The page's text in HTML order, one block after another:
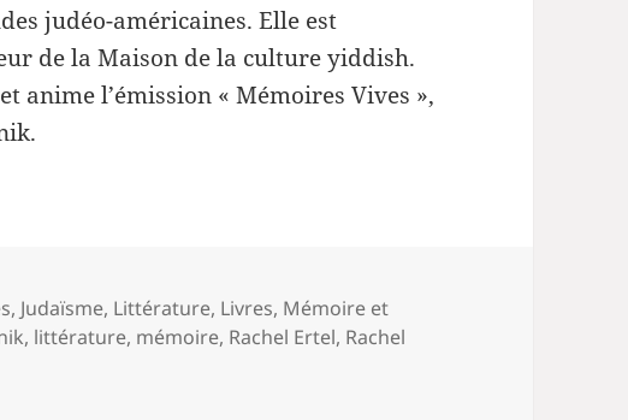
judéo-américaines. Elle est
de la Maison de la culture yiddish.
anime l’émission « Mémoires Vives »,
, Judaïsme, Littérature, Livres, Mémoire et
, littérature, mémoire, Rachel Ertel, Rachel